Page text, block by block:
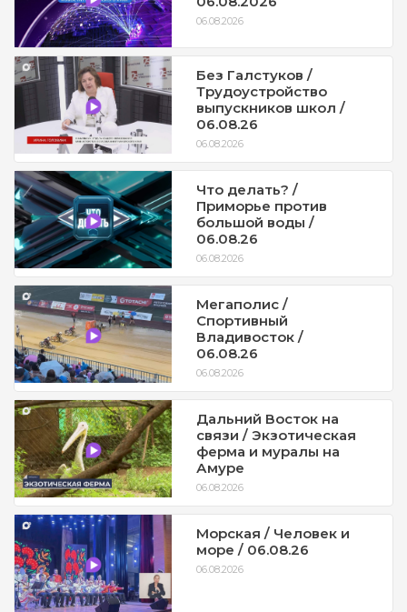
06.08.2026
Без Галстуков /
Трудоустройство
выпускников школ /
06.08.26
06.08.2026
Что делать? /
Приморье против
большой воды /
06.08.26
06.08.2026
Мегаполис /
Спортивный
Владивосток /
06.08.26
06.08.2026
Дальний Восток на
связи / Экзотическая
ферма и муралы на
Амуре
06.08.2026
Морская / Человек и
море / 06.08.26
06.08.2026